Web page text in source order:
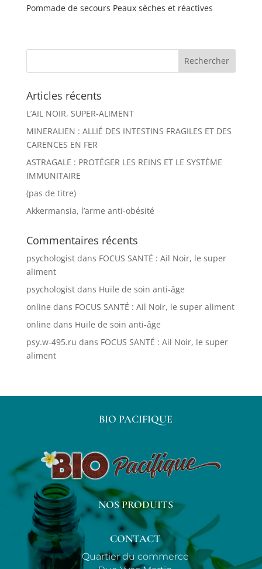
Pommade de secours Peaux sèches et réactives
Articles récents
L’AIL NOIR, SUPER-ALIMENT
MINERALIEN : ALLIÉ DES INTESTINS FRAGILES ET DES
CARENCES EN FER
ASTRAGALE : PROTÉGER LES REINS ET LE SYSTÈME
IMMUNITAIRE
(pas de titre)
Akkermansia, l’arme anti-obésité
Commentaires récents
psychologistdans FOCUS SANTÉ : Ail Noir, le super
aliment
psychologistdans Huile de soin anti-âge
online dans FOCUS SANTÉ : Ail Noir, le super aliment
online dans Huile de soin anti-âge
psy.w-495.ru dans FOCUS SANTÉ : Ail Noir, le super
aliment
BIO PACIFIQUE
NOS PRODUITS
CONTACT
Quartier du commerce